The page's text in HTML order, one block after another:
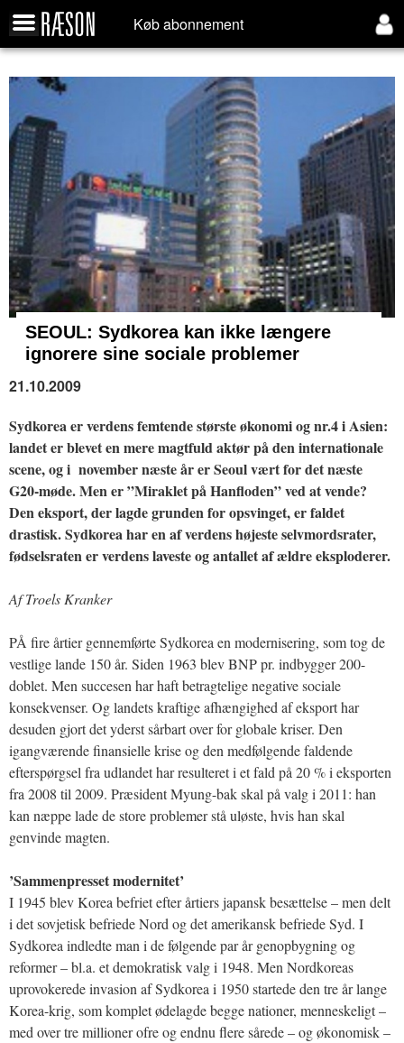
Køb abonnement
SEOUL: Sydkorea kan ikke længere
ignorere sine sociale problemer
21.10.2009
Sydkorea er verdens femtende største økonomi og nr.4 i Asien:
landet er blevet en mere magtfuld aktør på den internationale
scene, og i november næste år er Seoul vært for det næste
G20-møde. Men er ”Miraklet på Hanfloden” ved at vende?
Den eksport, der lagde grunden for opsvinget, er faldet
drastisk. Sydkorea har en af verdens højeste selvmordsrater,
fødselsraten er verdens laveste og antallet af ældre eksploderer.
Af Troels Kranker
PÅ fire årtier gennemførte Sydkorea en modernisering, som tog de
vestlige lande 150 år. Siden 1963 blev BNP pr. indbygger 200-
doblet. Men succesen har haft betragtelige negative sociale
konsekvenser. Og landets kraftige afhængighed af eksport har
desuden gjort det yderst sårbart over for globale kriser. Den
igangværende finansielle krise og den medfølgende faldende
efterspørgsel fra udlandet har resulteret i et fald på 20 % i eksporten
fra 2008 til 2009. Præsident Myung-bak skal på valg i 2011: han
kan næppe lade de store problemer stå uløste, hvis han skal
genvinde magten.
’Sammenpresset modernitet’
I 1945 blev Korea befriet efter årtiers japansk besættelse – men delt
i det sovjetisk befriede Nord og det amerikansk befriede Syd. I
Sydkorea indledte man i de følgende par år genopbygning og
reformer – bl.a. et demokratisk valg i 1948. Men Nordkoreas
uprovokerede invasion af Sydkorea i 1950 startede den tre år lange
Korea-krig, som komplet ødelagde begge nationer, menneskeligt –
med over tre millioner ofre og endnu flere sårede – og økonomisk –